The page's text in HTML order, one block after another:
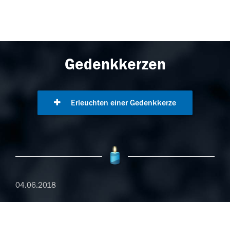
Gedenkkerzen
Erleuchten einer Gedenkkerze
04.06.2018